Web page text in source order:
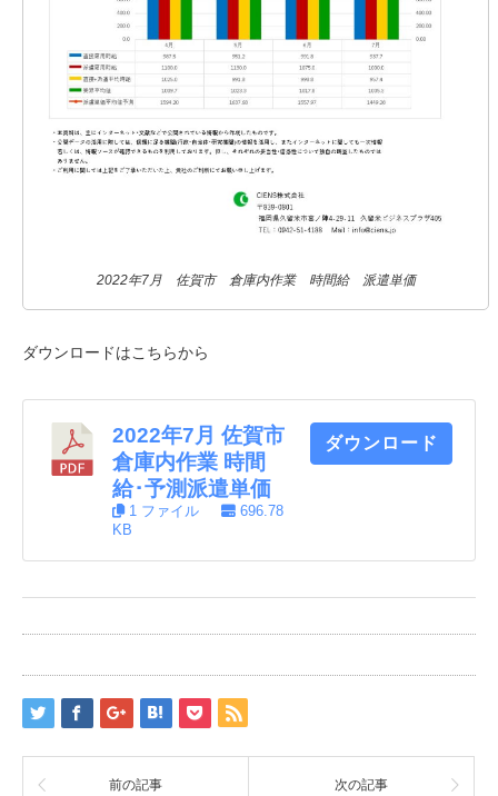
2022年7月 佐賀市 倉庫内作業 時間給 派遣単価
ダウンロードはこちらから
2022年7月 佐賀市
倉庫内作業 時間
給･予測派遣単価
1 ファイル
696.78
KB
ダウンロード
前の記事 次の記事